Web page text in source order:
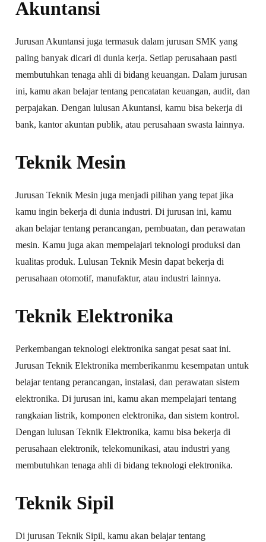
Akuntansi
Jurusan Akuntansi juga termasuk dalam jurusan SMK yang
paling banyak dicari di dunia kerja. Setiap perusahaan pasti
membutuhkan tenaga ahli di bidang keuangan. Dalam jurusan
ini, kamu akan belajar tentang pencatatan keuangan, audit, dan
perpajakan. Dengan lulusan Akuntansi, kamu bisa bekerja di
bank, kantor akuntan publik, atau perusahaan swasta lainnya.
Teknik Mesin
Jurusan Teknik Mesin juga menjadi pilihan yang tepat jika
kamu ingin bekerja di dunia industri. Di jurusan ini, kamu
akan belajar tentang perancangan, pembuatan, dan perawatan
mesin. Kamu juga akan mempelajari teknologi produksi dan
kualitas produk. Lulusan Teknik Mesin dapat bekerja di
perusahaan otomotif, manufaktur, atau industri lainnya.
Teknik Elektronika
Perkembangan teknologi elektronika sangat pesat saat ini.
Jurusan Teknik Elektronika memberikanmu kesempatan untuk
belajar tentang perancangan, instalasi, dan perawatan sistem
elektronika. Di jurusan ini, kamu akan mempelajari tentang
rangkaian listrik, komponen elektronika, dan sistem kontrol.
Dengan lulusan Teknik Elektronika, kamu bisa bekerja di
perusahaan elektronik, telekomunikasi, atau industri yang
membutuhkan tenaga ahli di bidang teknologi elektronika.
Teknik Sipil
Di jurusan Teknik Sipil, kamu akan belajar tentang